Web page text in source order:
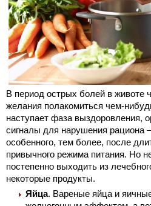
В период острых болей в животе
желания полакомиться чем-
наступает фаза выздоровления,
сигналы для нарушения рациона
особенного, тем более, после
привычного режима питания. Но
постепенно выходить из
некоторые продукты.
Яйца. Вареные яйца и